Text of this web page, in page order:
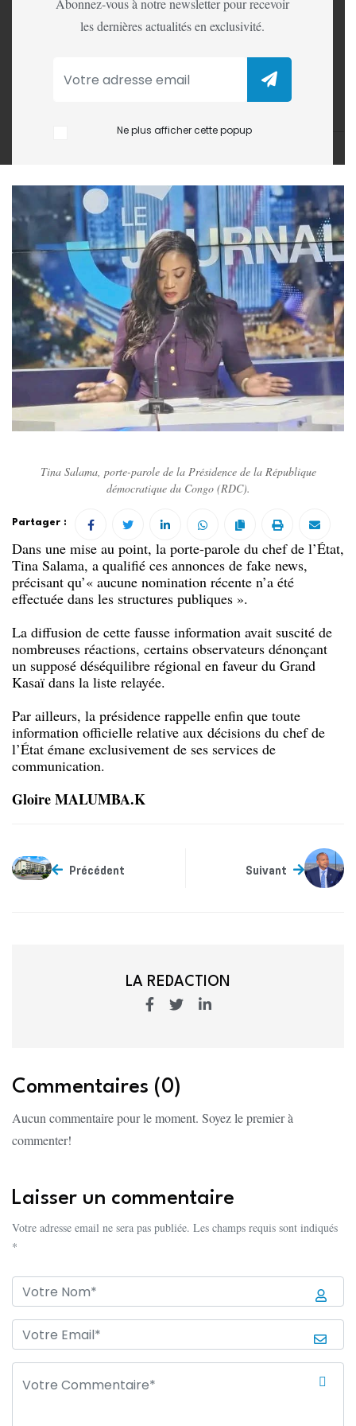
Abonnez-vous à notre newsletter pour recevoir
les dernières actualités en exclusivité.
Ne plus afficher cette popup
17 octobre, les informations diffusées la veille par la
Radiotélévision nationale congolaise (RTNC), faisant
état de prétendues nominations au sein des entreprises
Tina Salama, porte-parole de la Présidence de la République
démocratique du Congo (RDC).
Partager :
Dans une mise au point, la porte-parole du chef de l’État,
Tina Salama, a qualifié ces annonces de fake news,
précisant qu’« aucune nomination récente n’a été
effectuée dans les structures publiques ».
La diffusion de cette fausse information avait suscité de
nombreuses réactions, certains observateurs dénonçant
un supposé déséquilibre régional en faveur du Grand
Kasaï dans la liste relayée.
Par ailleurs, la présidence rappelle enfin que toute
information officielle relative aux décisions du chef de
l’État émane exclusivement de ses services de
communication.
Gloire MALUMBA.K
Précédent Suivant
LA REDACTION
Commentaires (0)
Aucun commentaire pour le moment. Soyez le premier à
commenter!
Laisser un commentaire
Votre adresse email ne sera pas publiée. Les champs requis sont indiqués
*